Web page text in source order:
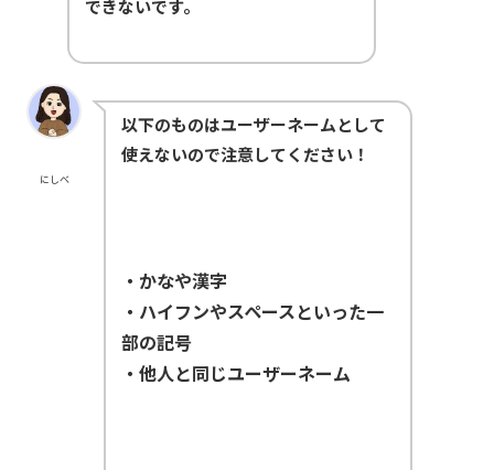
できないです。
にしべ
以下のものはユーザーネームとして
使えないので注意してください！
・かなや漢字
・ハイフンやスペースといった一
部の記号
・他人と同じユーザーネーム